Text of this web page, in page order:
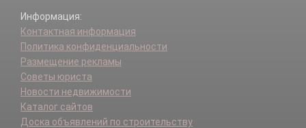
Информация:
Контактная информация
Политика конфиденциальности
Размещение рекламы
Советы юриста
Новости недвижимости
Каталог сайтов
Доска объявлений по строительству